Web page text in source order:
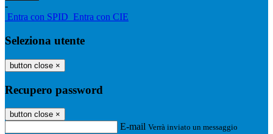
-
Entra con SPID Entra con CIE
Seleziona utente
button close ×
Recupero password
button close ×
E-mail Verrà inviato un messaggio